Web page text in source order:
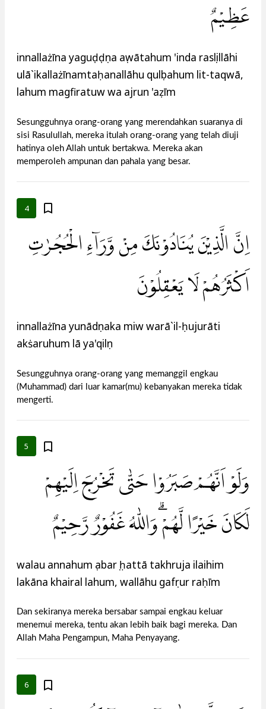
عَظِيْمٌ
innallażīna yaguḍḍụna aṣwātahum 'inda rasụlillāhi
ulā`ikallażīnamtaḥanallāhu qulụbahum lit-taqwā,
lahum magfiratuw wa ajrun 'aẓīm
Sesungguhnya orang-orang yang merendahkan suaranya di
sisi Rasulullah, mereka itulah orang-orang yang telah diuji
hatinya oleh Allah untuk bertakwa. Mereka akan
memperoleh ampunan dan pahala yang besar.
4
اِنَّ الَّذِيْنَ يُنَادُوْنَكَ مِنْ وَّرَاۤءِ الْحُجُرٰتِ
اَكْثَرُهُمْ لَا يَعْقِلُوْنَ
innallażīna yunādụnaka miw warā`il-ḥujurāti
akṡaruhum lā ya'qilụn
Sesungguhnya orang-orang yang memanggil engkau
(Muhammad) dari luar kamar(mu) kebanyakan mereka tidak
mengerti.
5
وَلَوْ اَنَّهُمْ صَبَرُوْا حَتّٰى تَخْرُجَ اِلَيْهِمْ
لَكَانَ خَيْرًا لَّهُمْ ۗوَاللّٰهُ غَفُوْرٌ رَّحِيْمٌ
walau annahum ṣabarụ ḥattā takhruja ilaihim
lakāna khairal lahum, wallāhu gafụrur raḥīm
Dan sekiranya mereka bersabar sampai engkau keluar
menemui mereka, tentu akan lebih baik bagi mereka. Dan
Allah Maha Pengampun, Maha Penyayang.
6